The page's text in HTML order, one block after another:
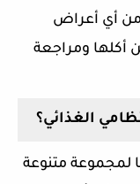
من أي أعراض
أكلها ومراجعة
الغذائي؟
لمجموعة متنوعة